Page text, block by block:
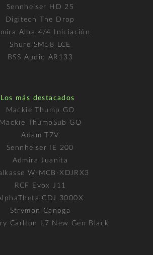
Sennheiser HD 25
Digitech The Drop
Alba 4/4 Iniciación
Shure SM58 LCE
BSS Audio AR133
Los más destacados
Mackie Thump GO
Mackie ThumpSub GO
Adam T7V
Sennheiser IE 200
Admira Juanita
W-MCB-XDJRX3
RCF Evox J11
CDJ 3000X
Strymon Canoga
Carlton L7 New Gen Black